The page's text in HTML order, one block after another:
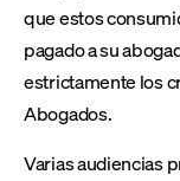
que estos
pagado a su
estrictamente los
Abogados.
Varias audiencias